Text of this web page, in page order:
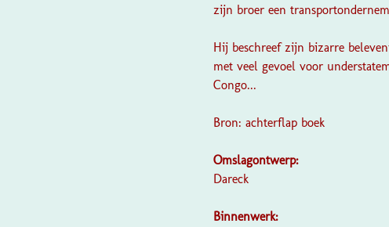
zijn broer een
Hij beschreef zijn bizarre
met veel gevoel voor
Congo...
Bron: achterflap boek
Omslagontwerp:
Dareck
Binnenwerk: